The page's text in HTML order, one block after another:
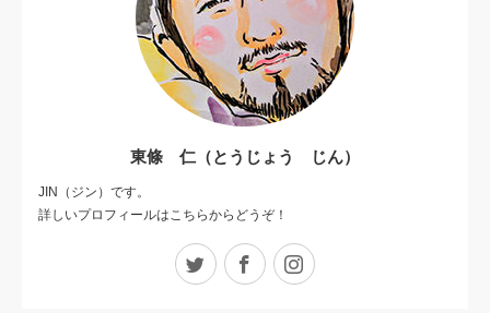
東條 仁（とうじょう じん）
JIN（ジン）です。
詳しいプロフィールはこちらからどうぞ！
Twitter Facebook